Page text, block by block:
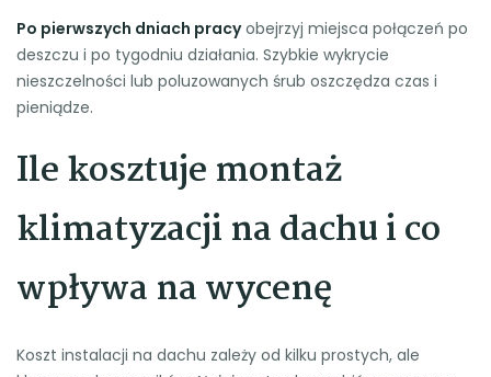
Po pierwszych dniach pracyobejrzyj miejsca połączeń po
deszczu i po tygodniu działania. Szybkie wykrycie
nieszczelności lub poluzowanych śrub oszczędza czas i
pieniądze.
Ile kosztuje montaż
klimatyzacji na dachu i co
wpływa na wycenę
Koszt instalacji na dachu zależy od kilku prostych, ale